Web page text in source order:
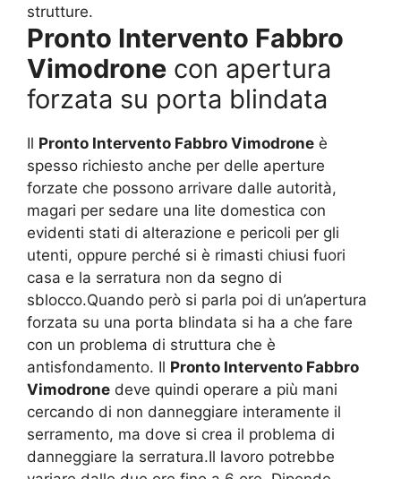
strutture.
Pronto Intervento Fabbro
Vimodrone con apertura
forzata su porta blindata
Il Pronto Intervento Fabbro Vimodrone è
spesso richiesto anche per delle aperture
forzate che possono arrivare dalle autorità,
magari per sedare una lite domestica con
evidenti stati di alterazione e pericoli per gli
utenti, oppure perché si è rimasti chiusi fuori
casa e la serratura non da segno di
sblocco.Quando però si parla poi di un’apertura
forzata su una porta blindata si ha a che fare
con un problema di struttura che è
antisfondamento. Il Pronto Intervento Fabbro
Vimodrone deve quindi operare a più mani
cercando di non danneggiare interamente il
serramento, ma dove si crea il problema di
danneggiare la serratura.Il lavoro potrebbe